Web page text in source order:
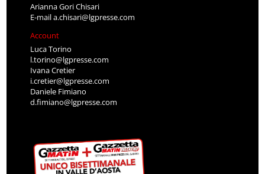
Arianna Gori Chisari
E-maila.chisari@lgpresse.com
Account
Luca Torino
l.torino@lgpresse.com
Ivana Cretier
i.cretier@lgpresse.com
Daniele Fimiano
d.fimiano@lgpresse.com